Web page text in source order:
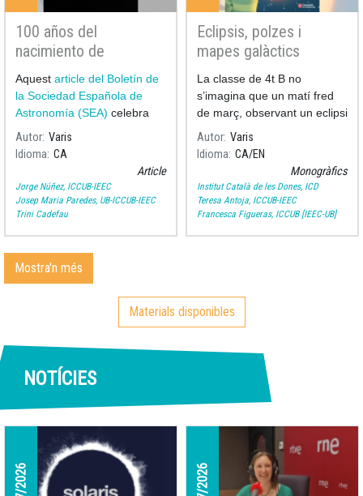
100 años del
nacimiento de
Assumpció Català i
Poch al 53è Boletín de
la Sociedad Española
de Astronomía
Aquest article del Boletín de
la Sociedad Española de
Astronomía (SEA) celebra
els 100 anys del naixement
Autor Varis
Idioma CA
Article
Jorge Núñez, ICCUB-IEEC
Josep Maria Paredes, UB-ICCUB-IEEC
Trini Cadefau
Eclipsis, polzes i
mapes galàctics
La classe de 4t B no
s’imagina que un matí fred
de març, observant un eclipsi
de Lluna, serà només el
començament d’un viatge
Autor Varis
Idioma CA EN
Monogràfics
Institut Català de les Dones, ICD
Teresa Antoja, ICCUB-IEEC
Francesca Figueras, ICCUB [IEEC-UB]
Mostra'n més
Materials disponibles
NOTÍCIES